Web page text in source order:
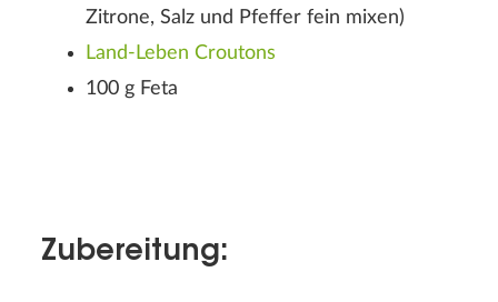
Zitrone, Salz und Pfeffer fein mixen)
Land-Leben Croutons
100 g Feta
Zubereitung: